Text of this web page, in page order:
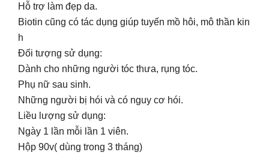
Hỗ trợ làm đẹp da.
Biotin cũng có tác dụng giúp tuyến mồ hôi, mô thần kin
h
Đối tượng sử dụng:
Dành cho những người tóc thưa, rụng tóc.
Phụ nữ sau sinh.
Những người bị hói và có nguy cơ hói.
Liều lượng sử dụng:
Ngày 1 lần mỗi lần 1 viên.
Hộp 90v( dùng trong 3 tháng)